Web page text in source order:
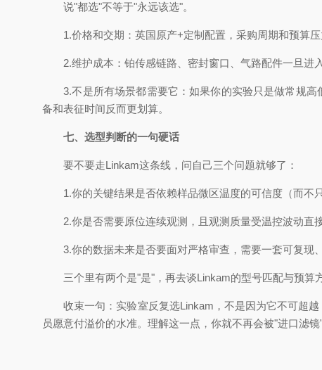
说"都选"不等于"永远该选"。
1.价格和交期：英国原产+定制配置，采购周期和预算压
2.维护成本：铂传感链路、密封窗口、气路配件一旦进
3.不是所有场景都需要它：如果你的实验只是做常规高
备和表征时间反而更划算。
七、选型判断的一句硬话
要不要走Linkam这条线，问自己三个问题就够了：
1.你的关键结果是否依赖样品微区温度的可信度（而不
2.你是否需要原位连续观测，且观测质量受温控波动直
3.你的数据未来是否要面对严格审查，需要一套可复现
三个里有两个是"是"，再去谈Linkam的型号匹配与预算
收束一句：实验室反复选Linkam，不是因为它不可超越
员愿意付溢价的水准。理解这一点，你就不再会被"进口滤镜